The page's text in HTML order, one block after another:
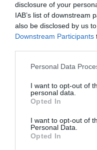
disclosure of your
IAB’s list of downstream
also be disclosed by us
Downstream Participants
Please note that this
not limited to your visit
grant or deny consent to
use your data for below
consent section.
Personal Data
I want to opt-out of
personal data.
Opted In
I want to opt-out of
Personal Data.
Opted In
TAGS: NOVA NOVA